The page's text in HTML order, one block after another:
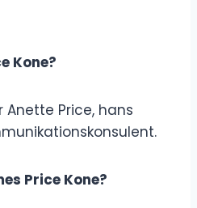
Kone?
Anette Price, hans
Price Kone?